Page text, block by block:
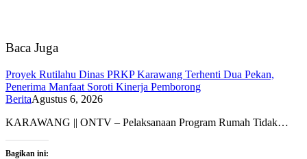
Baca Juga
Proyek Rutilahu Dinas PRKP Karawang Terhenti Dua Pekan,
Penerima Manfaat Soroti Kinerja Pemborong
BeritaAgustus 6, 2026
KARAWANG || ONTV – Pelaksanaan Program Rumah Tidak…
Bagikan ini: